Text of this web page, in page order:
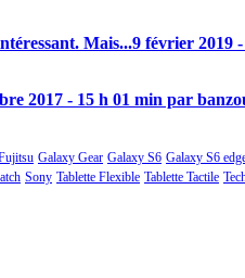
Mais...9 février 2019
2017 - 15 h 01 min par
Galaxy Gear Galaxy S6 Galaxy S6
Sony Tablette Flexible Tablette Tactile